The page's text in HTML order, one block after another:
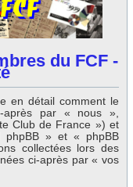
du FCF -
en détail comment le
après par « nous »,
Club de France ») et
phpBB » et « phpBB
collectées lors des
ci-après par « vos